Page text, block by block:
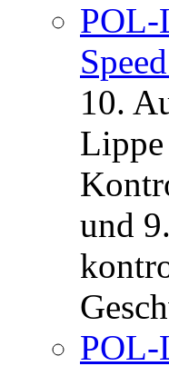
POL-
10.
und
POL-